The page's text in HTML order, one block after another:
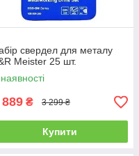
свердел для металу
Meister 25 шт.
₴ 3 299 ₴
Купити